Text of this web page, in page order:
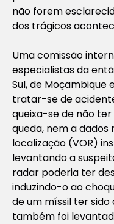
não forem
dos trágicos
Uma comissão
especialistas da
Sul, de Moçambique
tratar-se de
queixa-se de não
queda, nem a
localização (VOR)
levantando a
radar poderia ter
induzindo-o ao
de um míssil ter
também foi